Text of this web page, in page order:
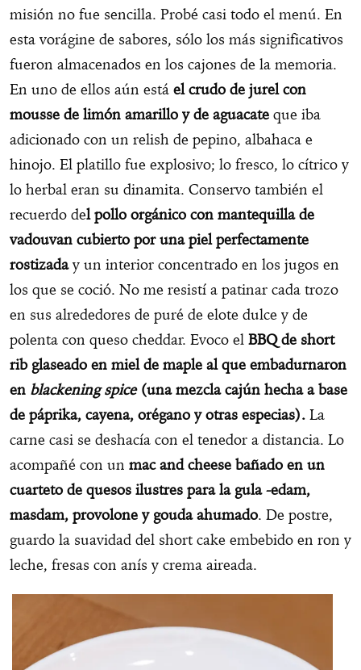
misión no fue sencilla. Probé casi todo el menú. En
esta vorágine de sabores, sólo los más significativos
fueron almacenados en los cajones de la memoria.
En uno de ellos aún está el crudo de jurel con
mousse de limón amarillo y de aguacate que iba
adicionado con un relish de pepino, albahaca e
hinojo. El platillo fue explosivo; lo fresco, lo cítrico y
lo herbal eran su dinamita. Conservo también el
recuerdo del pollo orgánico con mantequilla de
vadouvan cubierto por una piel perfectamente
rostizaday un interior concentrado en los jugos en
los que se coció. No me resistí a patinar cada trozo
en sus alrededores de puré de elote dulce y de
polenta con queso cheddar. Evoco el BBQ de short
rib glaseado en miel de maple al que embadurnaron
en blackening spice(una mezcla cajún hecha a base
de páprika, cayena, orégano y otras especias). La
carne casi se deshacía con el tenedor a distancia. Lo
acompañé con un mac and cheese bañado en un
cuarteto de quesos ilustres para la gula -edam,
masdam, provolone y gouda ahumado. De postre,
guardo la suavidad del short cake embebido en ron y
leche, fresas con anís y crema aireada.